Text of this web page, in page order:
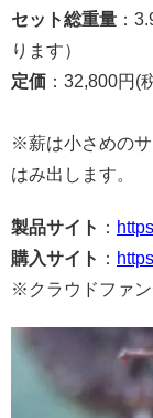
セット総重量 ：
ります）
定価 ：32,800円(
※薪は小さめの
はみ出します。
製品サイト ：
購入サイト ：
※クラウドファン